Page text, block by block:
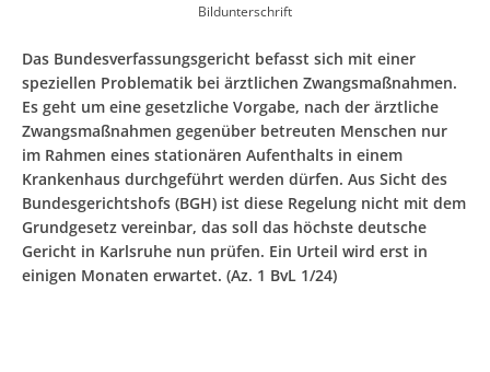
Bildunterschrift
Das Bundesverfassungsgericht befasst sich mit einer
speziellen Problematik bei ärztlichen Zwangsmaßnahmen.
Es geht um eine gesetzliche Vorgabe, nach der ärztliche
Zwangsmaßnahmen gegenüber betreuten Menschen nur
im Rahmen eines stationären Aufenthalts in einem
Krankenhaus durchgeführt werden dürfen. Aus Sicht des
Bundesgerichtshofs (BGH) ist diese Regelung nicht mit dem
Grundgesetz vereinbar, das soll das höchste deutsche
Gericht in Karlsruhe nun prüfen. Ein Urteil wird erst in
einigen Monaten erwartet. (Az. 1 BvL 1/24)